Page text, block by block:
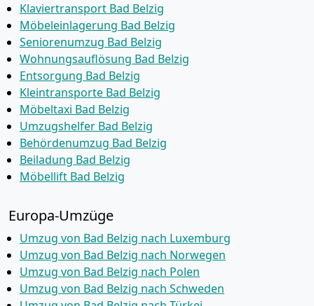
Klaviertransport Bad Belzig
Möbeleinlagerung Bad Belzig
Seniorenumzug Bad Belzig
Wohnungsauflösung Bad Belzig
Entsorgung Bad Belzig
Kleintransporte Bad Belzig
Möbeltaxi Bad Belzig
Umzugshelfer Bad Belzig
Behördenumzug Bad Belzig
Beiladung Bad Belzig
Möbellift Bad Belzig
Europa-Umzüge
Umzug von Bad Belzig nach Luxemburg
Umzug von Bad Belzig nach Norwegen
Umzug von Bad Belzig nach Polen
Umzug von Bad Belzig nach Schweden